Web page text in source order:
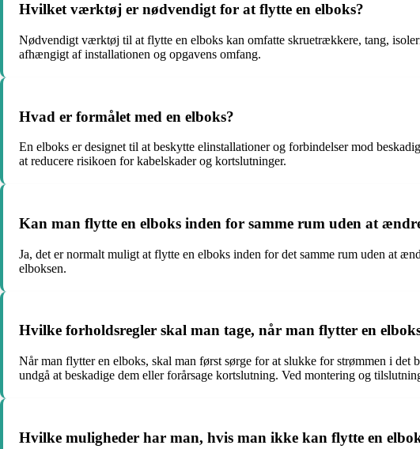
Hvilket værktøj er nødvendigt for at flytte en elboks?
Nødvendigt værktøj til at flytte en elboks kan omfatte skruetrækkere, tang,
afhængigt af installationen og opgavens omfang.
Hvad er formålet med en elboks?
En elboks er designet til at beskytte elinstallationer og forbindelser mod
at reducere risikoen for kabelskader og kortslutninger.
Kan man flytte en elboks inden for samme rum uden at
Ja, det er normalt muligt at flytte en elboks inden for det samme rum uden at
elboksen.
Hvilke forholdsregler skal man tage, når man flytter en
Når man flytter en elboks, skal man først sørge for at slukke for strømmen i
undgå at beskadige dem eller forårsage kortslutning. Ved montering og
Hvilke muligheder har man, hvis man ikke kan flytte en